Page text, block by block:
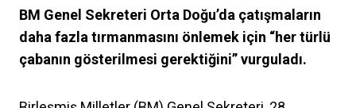
BM Genel Sekreteri Orta Doğu’da çatışmaların
daha fazla tırmanmasını önlemek için “her türlü
çabanın gösterilmesi gerektiğini” vurguladı.